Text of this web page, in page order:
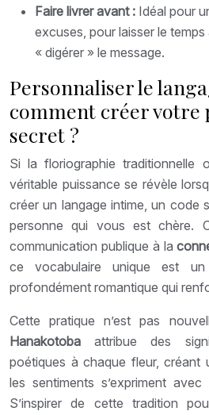
Faire livrer avant : Idéal pour
excuses, pour laisser le
« digérer » le message.
Personnaliser le
comment créer votre
secret ?
Si la floriographie traditionnelle
véritable puissance se révèle
créer un langage intime, un code
personne qui vous est chère.
communication publique à la
ce vocabulaire unique est
profondément romantique qui
Cette pratique n’est pas
Hanakotoba attribue des
poétiques à chaque fleur, créant
les sentiments s’expriment
S’inspirer de cette tradition